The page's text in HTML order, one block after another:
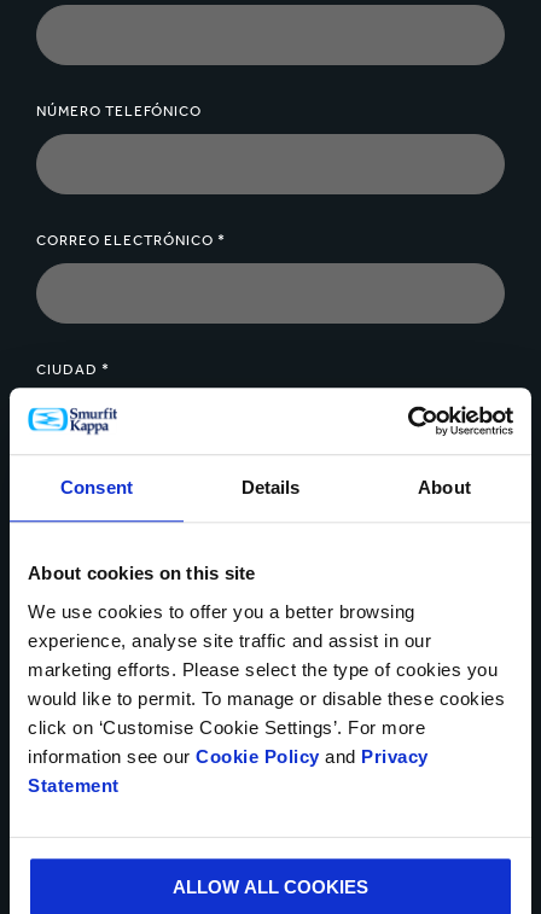
Consent Details About
About cookies on this site
We use cookies to offer you a better browsing
experience, analyse site traffic and assist in our
marketing efforts. Please select the type of cookies you
would like to permit. To manage or disable these cookies
click on ‘Customise Cookie Settings’. For more
information see our Cookie Policy and Privacy
Statement
ALLOW ALL COOKIES
NÚMERO TELEFÓNICO
CORREO ELECTRÓNICO *
CIUDAD *
COMPAÑÍA *